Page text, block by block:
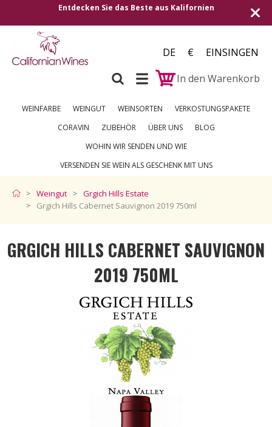
Versand in alle europäischen Länder |
DE €
EINSINGEN
In den Warenkorb
WEINFARBE WEINGUT WEINSORTEN
VERKOSTUNGSPAKETE
CORAVIN
ZUBEHÖR ÜBER UNS
BLOG
WOHIN WIR SENDEN UND WIE
VERSENDEN SIE WEIN ALS GESCHENK MIT UNS
Weingut
Grgich Hills Estate
Grgich Hills Cabernet Sauvignon 2019 750ml
GRGICH HILLS CABERNET SAUVIGNON
2019 750ML